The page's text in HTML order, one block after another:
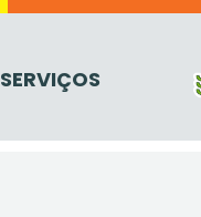
SERVIÇOS